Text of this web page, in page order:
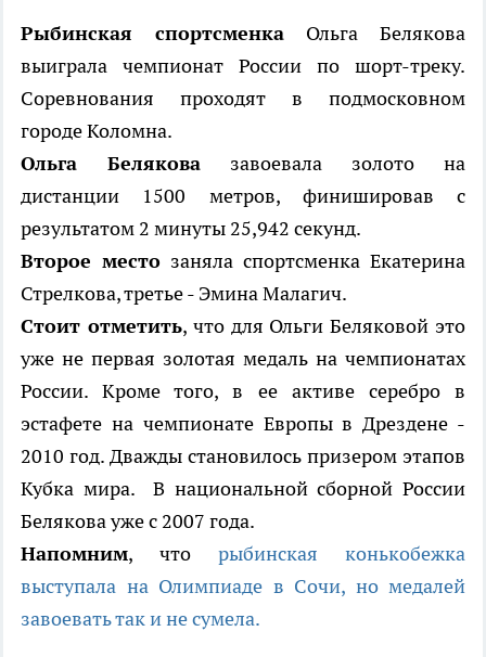
Рыбинская спортсменка Ольга Белякова
выиграла чемпионат России по шорт-треку.
Соревнования проходят в подмосковном
городе Коломна.
Ольга Белякова завоевала золото на
дистанции 1500 метров, финишировав с
результатом 2 минуты 25,942 секунд.
Второе место заняла спортсменка Екатерина
Стрелкова, третье - Эмина Малагич.
Стоит отметить, что для Ольги Беляковой это
уже не первая золотая медаль на чемпионатах
России. Кроме того, в ее активе серебро в
эстафете на чемпионате Европы в Дрездене -
2010 год. Дважды становилось призером этапов
Кубка мира. В национальной сборной России
Белякова уже с 2007 года.
Напомним, что рыбинская конькобежка
выступала на Олимпиаде в Сочи, но медалей
завоевать так и не сумела.